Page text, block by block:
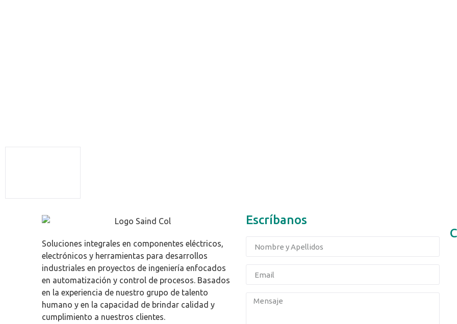
Soluciones integrales en componentes eléctricos,
electrónicos y herramientas para desarrollos
industriales en proyectos de ingeniería enfocados
en automatización y control de procesos. Basados
en la experiencia de nuestro grupo de talento
humano y en la capacidad de brindar calidad y
cumplimiento a nuestros clientes.
Escríbanos